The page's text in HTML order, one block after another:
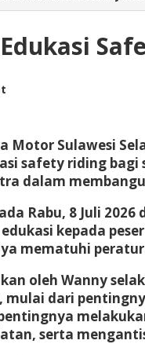
Motor Sulawesi
safety riding
dalam
Rabu, 8 Juli
kepada
mematuhi
oleh Wanny
mulai dari
serta